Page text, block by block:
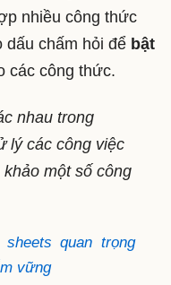
nhiều công thức
dấu chấm hỏi để bật
các công thức.
nhau trong
lý các công việc
một số công
quan trọng
vững